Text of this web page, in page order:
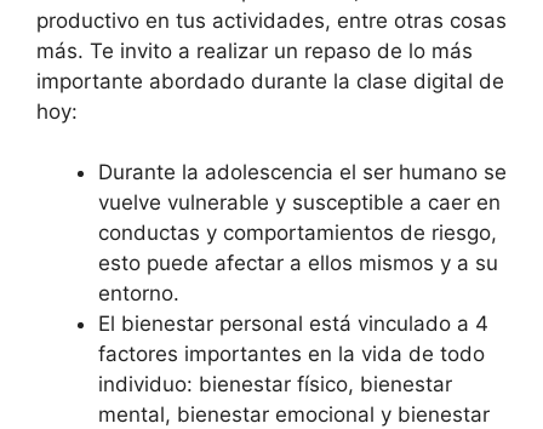
productivo en tus actividades, entre otras cosas
más. Te invito a realizar un repaso de lo más
importante abordado durante la clase digital de
hoy:
Durante la adolescencia el ser humano se
vuelve vulnerable y susceptible a caer en
conductas y comportamientos de riesgo,
esto puede afectar a ellos mismos y a su
entorno.
El bienestar personal está vinculado a 4
factores importantes en la vida de todo
individuo: bienestar físico, bienestar
mental, bienestar emocional y bienestar